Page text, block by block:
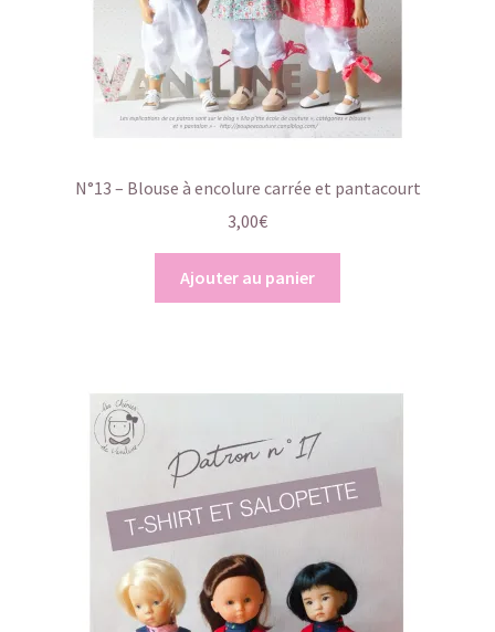
N°13 – Blouse à encolure carrée et pantacourt
3,00€
Ajouter au panier